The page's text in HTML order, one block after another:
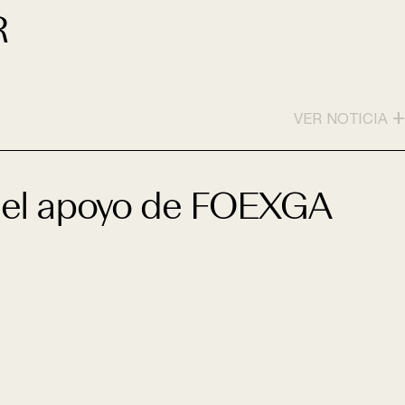
VER NOTICIA +
apoyo de FOEXGA